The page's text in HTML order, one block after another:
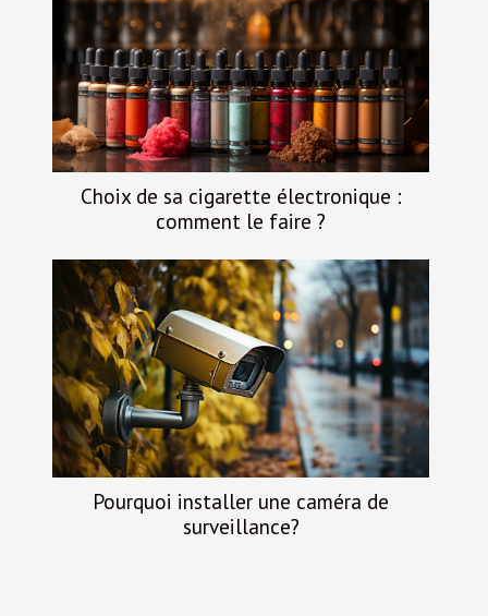
Choix de sa cigarette électronique :
comment le faire ?
Pourquoi installer une caméra de
surveillance?